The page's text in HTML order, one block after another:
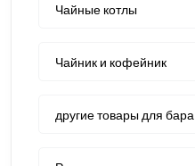
Чайные котлы
Чайник и кофейник
другие товары для бара